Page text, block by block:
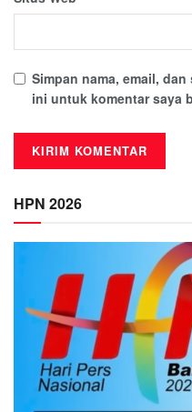
Simpan nama, email,
ini untuk komentar saya
HPN 2026